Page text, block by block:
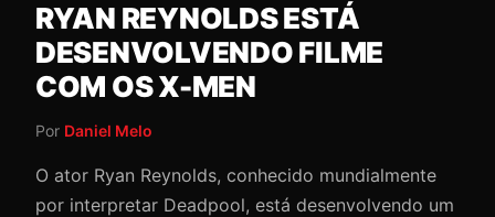
RYAN REYNOLDS ESTÁ
DESENVOLVENDO FILME
COM OS X-MEN
Por Daniel Melo
O ator Ryan Reynolds, conhecido mundialmente
por interpretar Deadpool, está desenvolvendo um